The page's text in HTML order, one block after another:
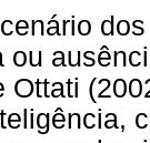
ou
Ottati